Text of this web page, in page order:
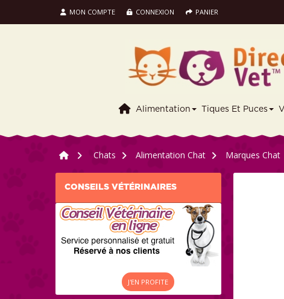
MON COMPTE CONNEXION PANIER
Alimentation Tiques Et Puces
> Chats > Alimentation Chat > Marques Chat
CONSEILS VÉTÉRINAIRES
J'EN PROFITE